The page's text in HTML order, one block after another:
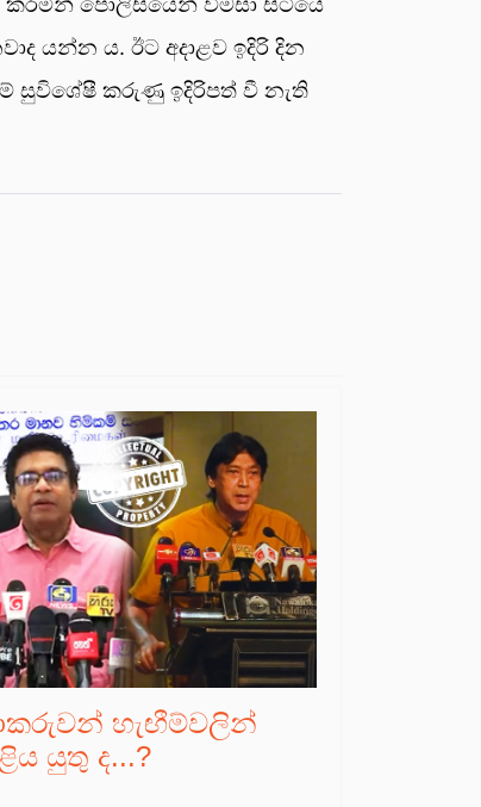
කරමින් පොලිසියෙන් විමසා සිටියේ
යන්න ය. ඊට අදාළව ඉදිරි දින
සුවිශේෂී කරුණු ඉදිරිපත් වී නැති
හැඟීම්වලින්
යුතු ද...?